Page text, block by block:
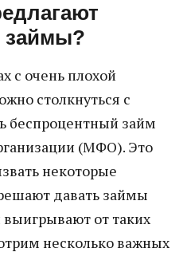
займы?
с очень плохой
столкнуться с
беспроцентный займ
(МФО). Это
некоторые
давать займы
выигрывают от таких
несколько важных